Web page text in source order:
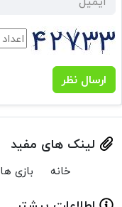
ارسال نظر
لینک های مفید
خانه بازی ها